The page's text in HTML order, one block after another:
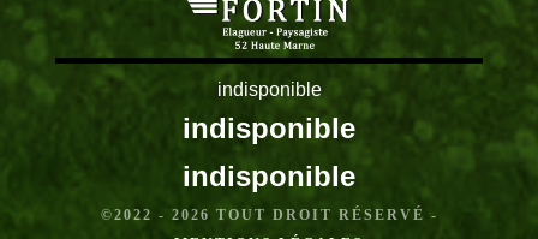
indisponible
indisponible
indisponible
©2022 - 2026 TOUT DROIT RÉSERVÉ -